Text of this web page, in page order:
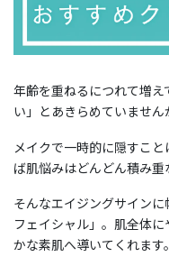
年齢を重ねるにつれて増え
い」とあきらめていません
メイクで一時的に隠すこ
ば肌悩みはどんどん積み重
そんなエイジングサイン
フェイシャル」。肌全体
かな素肌へ導いてくれます。